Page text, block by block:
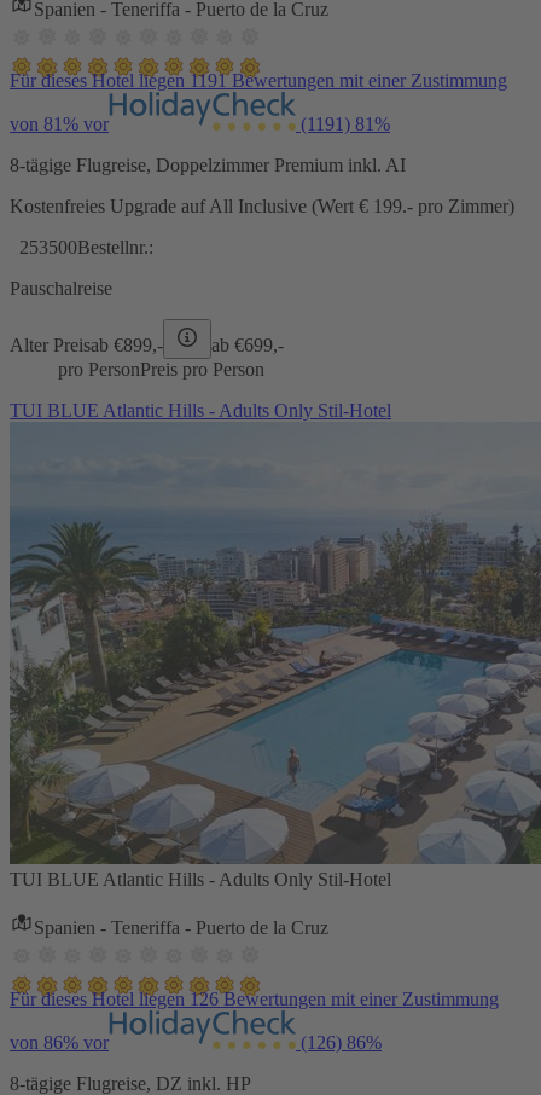
Spanien - Teneriffa - Puerto de la Cruz
Für dieses Hotel liegen 1191 Bewertungen mit einer Zustimmung
von 81% vor (1191) 81%
8-tägige Flugreise, Doppelzimmer Premium inkl. AI
Kostenfreies Upgrade auf All Inclusive (Wert € 199.- pro Zimmer)
253500Bestellnr.:
Pauschalreise
Alter Preisab €899,- ab €699,-
pro PersonPreis pro Person
TUI BLUE Atlantic Hills - Adults Only Stil-Hotel
TUI BLUE Atlantic Hills - Adults Only Stil-Hotel
Spanien - Teneriffa - Puerto de la Cruz
Für dieses Hotel liegen 126 Bewertungen mit einer Zustimmung
von 86% vor (126) 86%
8-tägige Flugreise, DZ inkl. HP